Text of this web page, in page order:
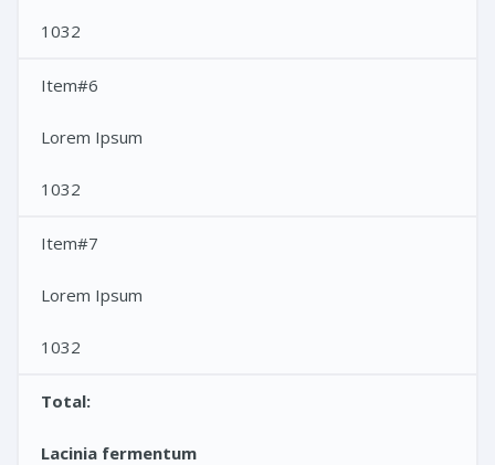
1032
Item#6
Lorem Ipsum
1032
Item#7
Lorem Ipsum
1032
Total:
Lacinia fermentum